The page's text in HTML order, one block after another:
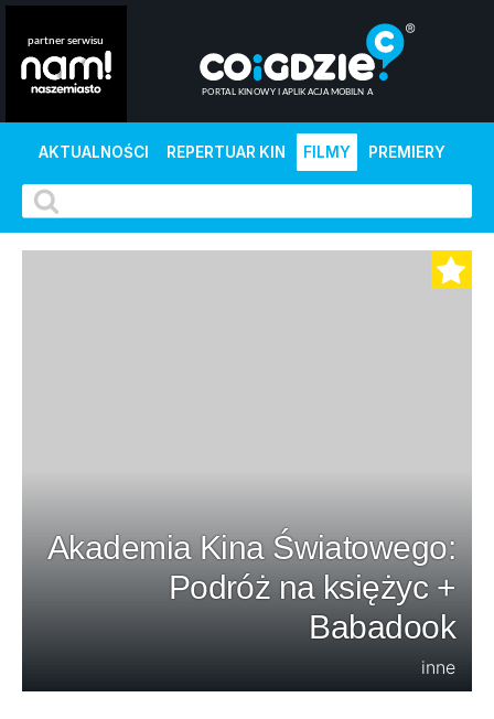
AKTUALNOŚCI REPERTUAR KIN FILMY PREMIERY
Akademia Kina Światowego:
Podróż na księżyc +
Babadook
inne